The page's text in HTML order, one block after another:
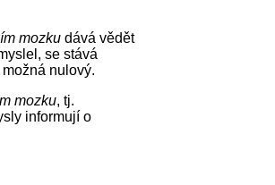
mozku dává vědět
se stává
nulový.
mozku, tj.
informují o